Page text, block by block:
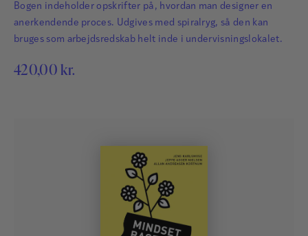
Bogen indeholder opskrifter på, hvordan man designer en
anerkendende proces. Udgives med spiralryg, så den kan
bruges som arbejdsredskab helt inde i undervisningslokalet.
420,00 kr.